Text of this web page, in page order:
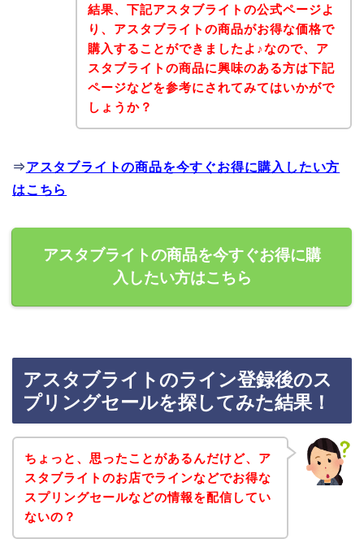
結果、下記アスタブライトの公式ページよ
り、アスタブライトの商品がお得な価格で
購入することができましたよ♪なので、ア
スタブライトの商品に興味のある方は下記
ページなどを参考にされてみてはいかがで
しょうか？
⇒アスタブライトの商品を今すぐお得に購入したい方
はこちら
アスタブライトの商品を今すぐお得に購
入したい方はこちら
アスタブライトのライン登録後のス
プリングセールを探してみた結果！
ちょっと、思ったことがあるんだけど、ア
スタブライトのお店でラインなどでお得な
スプリングセールなどの情報を配信してい
ないの？